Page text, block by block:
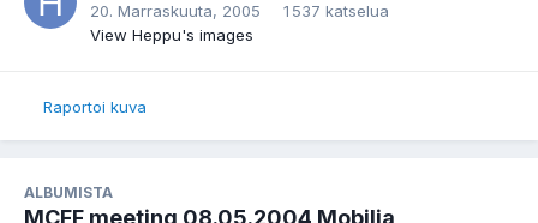
20. Marraskuuta, 2005
1 537 katselua
View Heppu's images
Raportoi kuva
ALBUMISTA
MCFF meeting 08.05.2004 Mobilia,